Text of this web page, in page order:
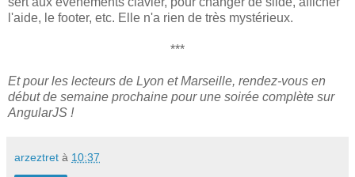
l'aide, le footer, etc. Elle n'a rien de très mystérieux.
***
Et pour les lecteurs de Lyon et Marseille, rendez-vous en
début de semaine prochaine pour une soirée complète sur
AngularJS !
arzeztret à 10:37